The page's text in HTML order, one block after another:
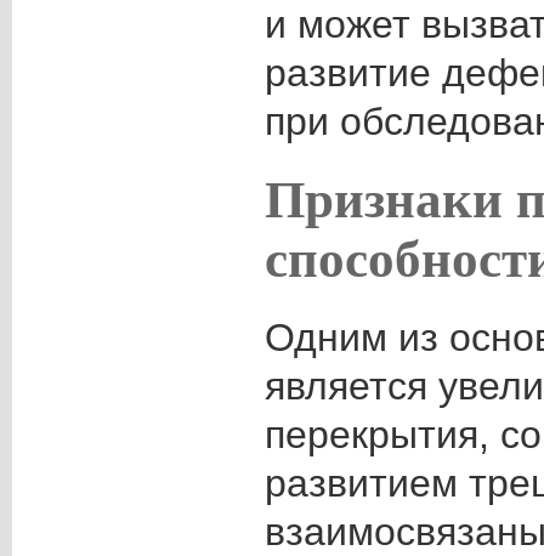
и может
развитие
при
Признаки
Одним из
является
перекрытия,
развитием